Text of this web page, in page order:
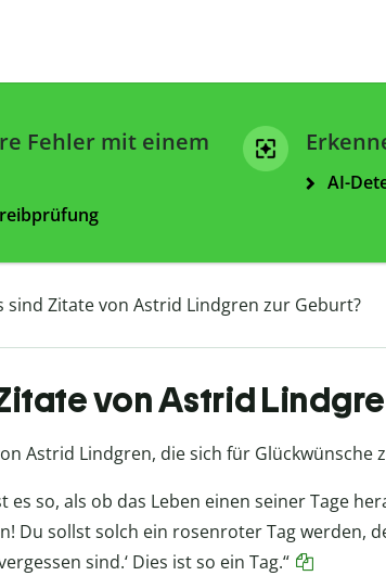
Fehler mit einem
AI-
sind Zitate von Astrid Lindgren zur Geburt?
von Astrid
Astrid Lindgren, die sich für Glückwünsche
es so, als ob das Leben einen seiner Tage
Du sollst solch ein rosenroter Tag werden,
sind.‘ Dies ist so ein Tag.“